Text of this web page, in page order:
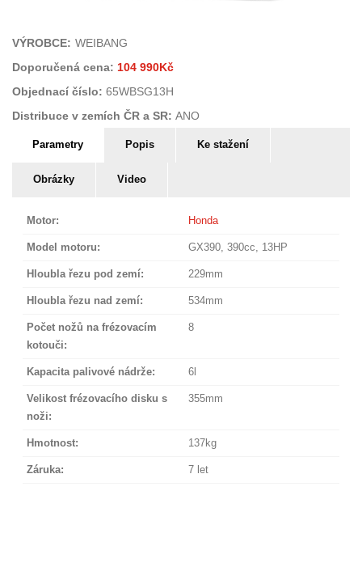
VÝROBCE: WEIBANG
Doporučená cena: 104 990Kč
Objednací číslo: 65WBSG13H
Distribuce v zemích ČR a SR: ANO
PARAMETRY PAŘEZOVÉ
Parametry Popis Ke stažení
Obrázky Video
Motor: Honda
Model motoru: GX390, 390cc, 13HP
Hloubla řezu pod zemí: 229mm
Hloubla řezu nad zemí: 534mm
Počet nožů na frézovacím
kotouči:
8
Kapacita palivové nádrže: 6l
Velikost frézovacího disku s
noži:
355mm
Hmotnost: 137kg
Záruka: 7 let